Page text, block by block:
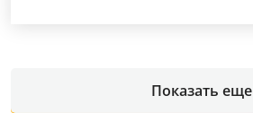
Показать еще